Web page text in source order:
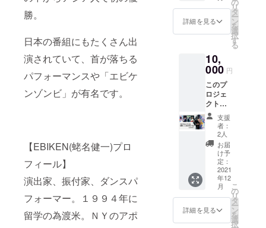
勝。
日本の番組にもたくさん出
演されていて、首が落ちる
パフォーマンスや「エビケ
ンゾンビ」が有名です。
【EBIKEN(蛯名健一)プロ
フィール】
演出家、振付家、ダンスパ
フォーマー。１９９４年に
留学の為渡米。ＮＹのアポ
NY発祥の大
Japan」や蛯
名健一主催
「Like the
BEST!」で優
勝。「嵐に
しやがれ」
などメディ
アにも出
念画像
をお送
りしま
す。 ・
中継映
像をオ
ンライ
ン視聴
できる
権利を
お渡し
しま
す。(1
名分)
詳細を見る
リ
タ
ー
ン
を
選
択
す
る
10,
000 円
このプ
ロジェ
クトを
応援し
てくだ
さる方
のため
のプラ
ンで
す。 ・
今回限
定の記
念画像
をお送
りしま
支援
者：
2人
お届
け予
定：
2021
年12
月
詳細を見る
こ
の
リ
タ
ー
ン
を
選
択